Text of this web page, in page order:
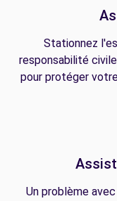
Stationnez
responsabilité
pour protéger
Un problème